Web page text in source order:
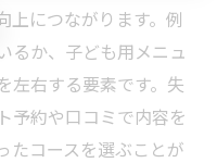
上につながります。例
るか、子ども用メニュ
左右する要素です。失
予約や口コミで内容を
たコースを選ぶことが
ります。